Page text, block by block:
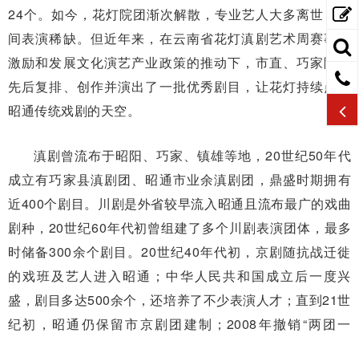
24个。如今，花灯院团渐次解散，专业艺人大多离世，民
间表演稀缺。但近年来，在云南省花灯滇剧艺术周赛事的
激励和发展文化演艺产业政策的推动下，市直、巧家院团
先后复排、创作并演出了一批优秀剧目，让花灯持续点亮
昭通传统戏剧的天空。
滇剧曾流布于昭阳、巧家、镇雄等地，20世纪50年代
成立有巧家县滇剧团、昭通市业余滇剧团，鼎盛时期拥有
近400个剧目。川剧是外省较早流入昭通且流布最广的戏曲
剧种，20世纪60年代初曾组建了多个川剧表演团体，最多
时储备300余个剧目。20世纪40年代初，京剧随抗战迁徙
的戏班及艺人进入昭通；中华人民共和国成立后一度兴
盛，剧目多达500余个，还培养了不少表演人才；直到21世
纪初，昭通仍保留市京剧团建制；2008年撤销“两团一